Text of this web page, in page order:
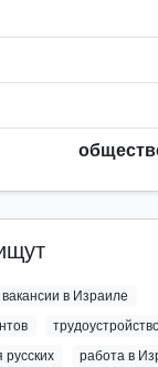
вакансии в Израиле
работа в